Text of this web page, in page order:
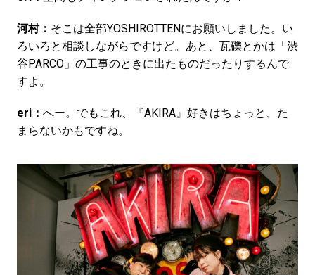
河村： そこは全部YOSHIROTTENにお願いしました。い
ろいろと相談しながらですけど。あと、瓦礫とかは「渋
谷PARCO」の工事のときに出たものだったりするんで
すよ。
eri： へー。でもこれ、『AKIRA』好きはちょっと、た
まらないかもですね。